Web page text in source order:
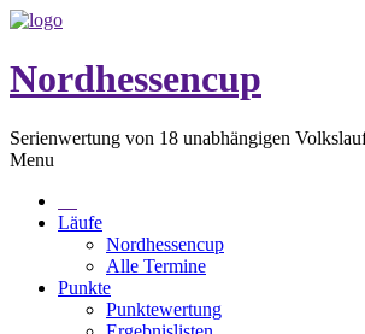
Nordhessencup
Serienwertung von 18 unabhängigen
Menu
Läufe
Nordhessencup
Alle Termine
Punkte
Punktewertung